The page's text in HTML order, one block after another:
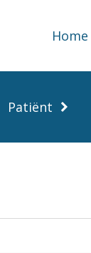
Home
Patiënt